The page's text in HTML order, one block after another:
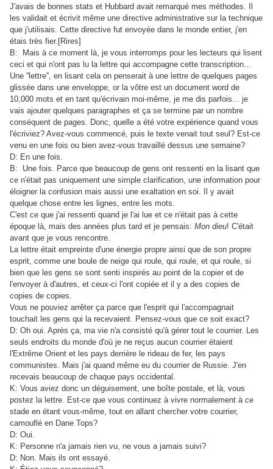
J'avais de bonnes stats et Hubbard avait remarqué mes méthodes. Il
les validait et écrivit même une directive administrative sur la technique
que j'utilisais. Cette directive fut envoyée dans le monde entier, j'en
étais très fier.[Rires]
B: Mais à ce moment là, je vous interromps pour les lecteurs qui lisent
ceci et qui n'ont pas lu la lettre qui accompagne cette transcription...
Une ''lettre'', en lisant cela on penserait à une lettre de quelques pages
glissée dans une enveloppe, or la vôtre est un document word de
10,000 mots et en tant qu'écrivain moi-même, je me dis parfois... je
vais ajouter quelques paragraphes et ça se termine par un nombre
conséquent de pages. Donc, quelle a été votre expérience quand vous
l'écriviez? Avez-vous commencé, puis le texte venait tout seul? Est-ce
venu en une fois ou bien avez-vous travaillé dessus une semaine?
D: En une fois.
B: Une fois. Parce que beaucoup de gens ont ressenti en la lisant que
ce n'était pas uniquement une simple clarification, une information pour
éloigner la confusion mais aussi une exaltation en soi. Il y avait
quelque chose entre les lignes, entre les mots.
C'est ce que j'ai ressenti quand je l'ai lue et ce n'était pas à cette
époque là, mais des années plus tard et je pensais: Mon dieu! C'était
avant que je vous rencontre.
La lettre était empreinte d'une énergie propre ainsi que de son propre
esprit, comme une boule de neige qui roule, qui roule, et qui roule, si
bien que les gens se sont senti inspirés au point de la copier et de
l'envoyer à d'autres, et ceux-ci l'ont copiée et il y a des copies de
copies de copies.
Vous ne pouviez arrêter ça parce que l'esprit qui l'accompagnait
touchait les gens qui la recevaient. Pensez-vous que ce soit exact?
D: Oh oui. Après ça, ma vie n'a consisté qu'à gérer tout le courrier. Les
seuls endroits du monde d'où je ne reçus aucun courrier étaient
l'Extrême Orient et les pays derrière le rideau de fer, les pays
communistes. Mais j'ai quand même eu du courrier de Russie. J'en
recevais beaucoup de chaque pays occidental.
K: Vous aviez donc un déguisement, une boîte postale, et là, vous
postez la lettre. Est-ce que vous continuez à vivre normalement à ce
stade en étant vous-même, tout en allant chercher votre courrier,
camouflé en Dane Tops?
D: Oui.
K: Personne n'a jamais rien vu, ne vous a jamais suivi?
D: Non. Mais ils ont essayé.